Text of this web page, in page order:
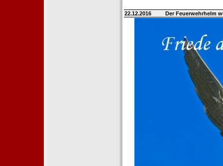
22.12.2016 Der Feuerwehrhelm